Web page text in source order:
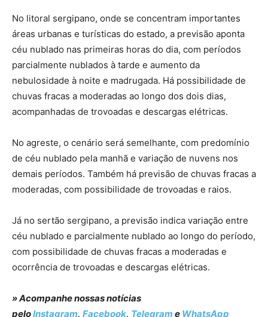
No litoral sergipano, onde se concentram importantes
áreas urbanas e turísticas do estado, a previsão aponta
céu nublado nas primeiras horas do dia, com períodos
parcialmente nublados à tarde e aumento da
nebulosidade à noite e madrugada. Há possibilidade de
chuvas fracas a moderadas ao longo dos dois dias,
acompanhadas de trovoadas e descargas elétricas.
No agreste, o cenário será semelhante, com predomínio
de céu nublado pela manhã e variação de nuvens nos
demais períodos. Também há previsão de chuvas fracas a
moderadas, com possibilidade de trovoadas e raios.
Já no sertão sergipano, a previsão indica variação entre
céu nublado e parcialmente nublado ao longo do período,
com possibilidade de chuvas fracas a moderadas e
ocorrência de trovoadas e descargas elétricas.
» Acompanhe nossas notícias
peloInstagram, Facebook, Telegram e WhatsApp